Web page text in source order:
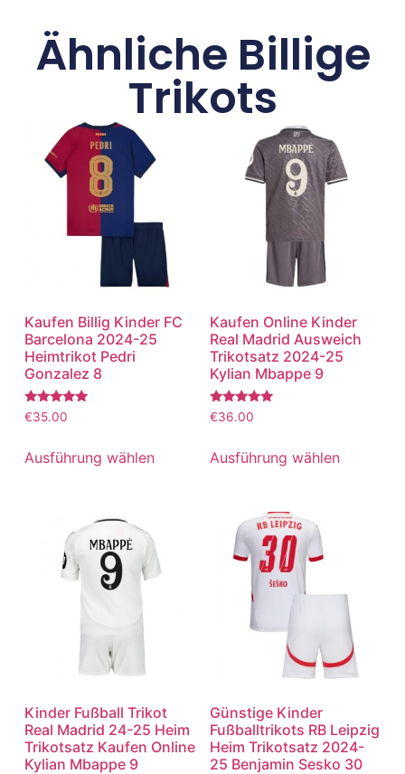
Ähnliche Billige
Trikots
Kaufen Billig Kinder FC
Barcelona 2024-25
Heimtrikot Pedri
Gonzalez 8
Bewertet
mit
von 5
€35.00
Ausführung wählen
Kaufen Online Kinder
Real Madrid Ausweich
Trikotsatz 2024-25
Kylian Mbappe 9
Bewertet
mit
von 5
€36.00
Ausführung wählen
Kinder Fußball Trikot
Real Madrid 24-25 Heim
Trikotsatz Kaufen Online
Kylian Mbappe 9
Günstige Kinder
Fußballtrikots RB Leipzig
Heim Trikotsatz 2024-
25 Benjamin Sesko 30